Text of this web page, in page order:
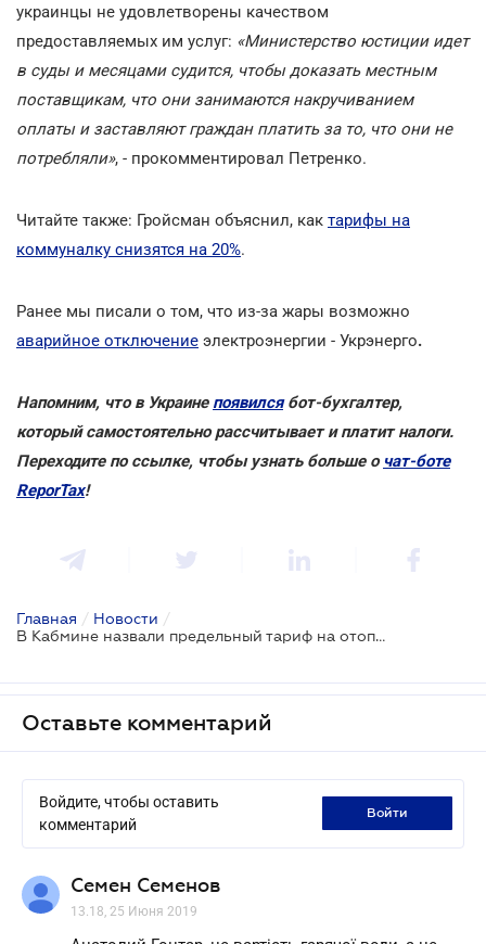
украинцы не удовлетворены качеством
предоставляемых им услуг: «Министерство юстиции идет
в суды и месяцами судится, чтобы доказать местным
поставщикам, что они занимаются накручиванием
оплаты и заставляют граждан платить за то, что они не
потребляли», - прокомментировал Петренко.
Читайте также: Гройсман объяснил, как тарифы на
коммуналку снизятся на 20%.
Ранее мы писали о том, что из-за жары возможно
аварийное отключение электроэнергии - Укрэнерго.
Напомним, что в Украине появилсябот-бухгалтер,
который самостоятельно рассчитывает и платит налоги.
Переходите по ссылке, чтобы узнать больше о чат-боте
ReporTax!
Главная / Новости /
В Кабмине назвали предельный тариф на отопление и горячую воду
Оставьте комментарий
Войдите, чтобы оставить
комментарий
войти
Семен Семенов
13.18, 25 Июня 2019